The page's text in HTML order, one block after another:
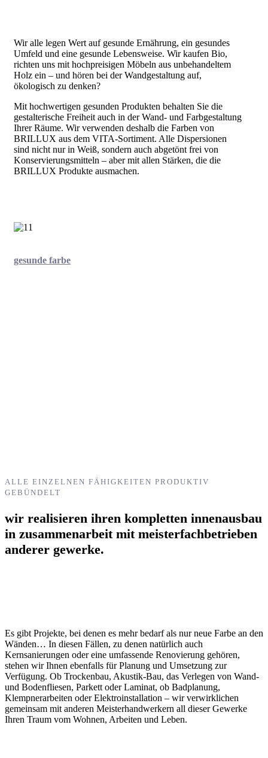
Wir alle legen Wert auf gesunde Ernährung, ein gesundes
Umfeld und eine gesunde Lebensweise. Wir kaufen Bio,
richten uns mit hochpreisigen Möbeln aus unbehandeltem
Holz ein – und hören bei der Wandgestaltung auf,
ökologisch zu denken?
Mit hochwertigen gesunden Produkten behalten Sie die
gestalterische Freiheit auch in der Wand- und Farbgestaltung
Ihrer Räume. Wir verwenden deshalb die Farben von
BRILLUX aus dem VITA-Sortiment. Alle Dispersionen
sind nicht nur in Weiß, sondern auch abgetönt frei von
Konservierungsmitteln – aber mit allen Stärken, die die
BRILLUX Produkte ausmachen.
gesunde farbe
ALLE EINZELNEN FÄHIGKEITEN PRODUKTIV
GEBÜNDELT
wir realisieren ihren kompletten innenausbau
in zusammenarbeit mit meisterfachbetrieben
anderer gewerke.
Es gibt Projekte, bei denen es mehr bedarf als nur neue Farbe an den
Wänden… In diesen Fällen, zu denen natürlich auch
Kernsanierungen oder eine umfassende Renovierung gehören,
stehen wir Ihnen ebenfalls für Planung und Umsetzung zur
Verfügung. Ob Trockenbau, Akustik-Bau, das Verlegen von Wand-
und Bodenfliesen, Parkett oder Laminat, ob Badplanung,
Klempnerarbeiten oder Elektroinstallation – wir verwirklichen
gemeinsam mit anderen Meisterhandwerkern all dieser Gewerke
Ihren Traum vom Wohnen, Arbeiten und Leben.